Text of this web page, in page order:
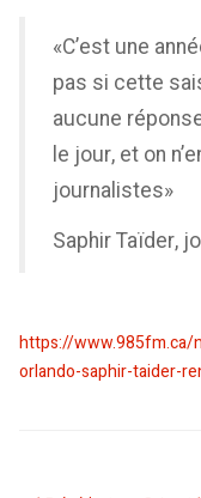
«C’est une
pas si cette
aucune
le jour, et on
journalistes»
Saphir Taïder,
https://
orlando-saphir-taider-